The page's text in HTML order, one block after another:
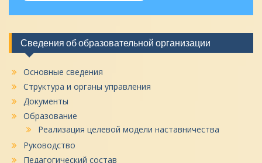
Сведения об образовательной организации
Основные сведения
Структура и органы управления
Документы
Образование
Реализация целевой модели наставничества
Руководство
Педагогический состав